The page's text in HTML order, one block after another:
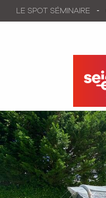
LE SPOT SÉMINAIRE